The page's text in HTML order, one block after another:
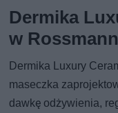
Dermika
w
Dermika Luxury
maseczka
dawkę odżywienia,